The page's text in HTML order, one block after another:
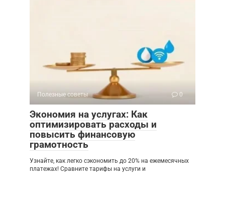
Полезные советы 0
Экономия на услугах: Как
оптимизировать расходы и
повысить финансовую
грамотность
Узнайте, как легко сэкономить до 20% на ежемесячных
платежах! Сравните тарифы на услуги и